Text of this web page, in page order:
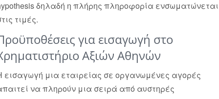
δηλαδή η πλήρης πληροφορία ενσωματώνεται
τιμές.
για εισαγωγή στο
Αξιών Αθηνών
εισαγωγή μια εταιρείας σε οργανωμένες αγορές
να πληρούν μια σειρά από αυστηρές